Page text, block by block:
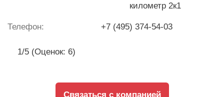
километр 2к1
Телефон: +7 (495) 374-54-03
1/5 (Оценок: 6)
Связаться с компанией